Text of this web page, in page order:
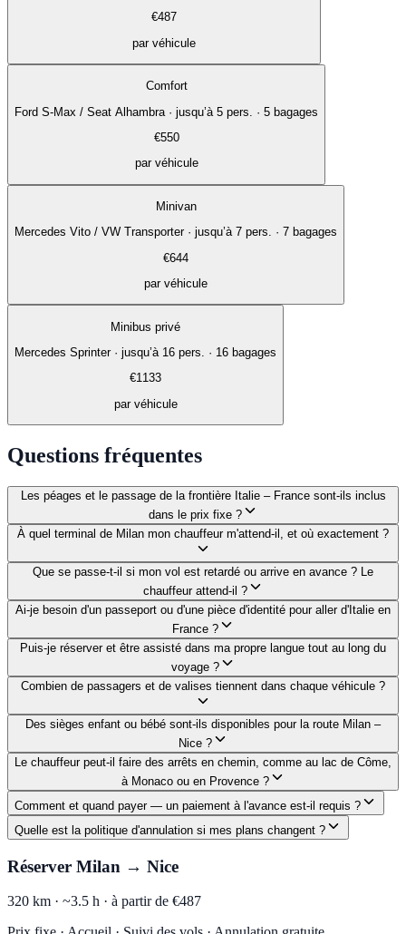
€487
par véhicule
Comfort
Ford S-Max / Seat Alhambra · jusqu’à 5 pers. · 5 bagages
€550
par véhicule
Minivan
Mercedes Vito / VW Transporter· jusqu’à 7 pers. · 7 bagages
€644
par véhicule
Minibus privé
Mercedes Sprinter· jusqu’à 16 pers. · 16 bagages
€1133
par véhicule
Questions fréquentes
Les péages et le passage de la frontière Italie – France sont-ils inclus
dans le prix fixe ?
À quel terminal de Milan mon chauffeur m'attend-il, et où exactement ?
Que se passe-t-il si mon vol est retardé ou arrive en avance ? Le
chauffeur attend-il ?
Ai-je besoin d'un passeport ou d'une pièce d'identité pour aller d'Italie en
France ?
Puis-je réserver et être assisté dans ma propre langue tout au long du
voyage ?
Combien de passagers et de valises tiennent dans chaque véhicule ?
Des sièges enfant ou bébé sont-ils disponibles pour la route Milan –
Nice ?
Le chauffeur peut-il faire des arrêts en chemin, comme au lac de Côme,
à Monaco ou en Provence ?
Comment et quand payer — un paiement à l'avance est-il requis ?
Quelle est la politique d'annulation si mes plans changent ?
Réserver Milan → Nice
320 km · ~3.5 h · à partir de €487